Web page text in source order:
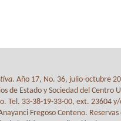
. Año 17, No. 36, julio-octubre
de Estado y Sociedad del
Tel. 33-38-19-33-00, ext. 23604
Fregoso Centeno.